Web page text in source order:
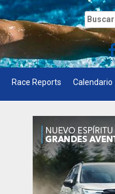
Buscar:
Race Reports Calendario